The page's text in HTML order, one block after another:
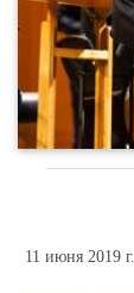
11 июня 2019 г.